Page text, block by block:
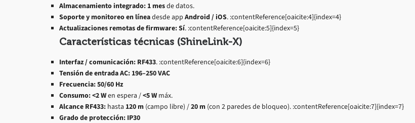
Almacenamiento integrado: 1 mesde datos.
Soporte y monitoreo en líneadesde app Android / iOS. :contentReference[oaicite:4]{index=4}
Actualizaciones remotas de firmware:Sí. :contentReference[oaicite:5]{index=5}
Características técnicas (ShineLink-X)
Interfaz / comunicación: RF433. :contentReference[oaicite:6]{index=6}
Tensión de entrada AC: 196–250 VAC
Frecuencia:50/60 Hz
Consumo:<2 Wen espera /<5 W máx.
Alcance RF433: hasta 120 m (campo libre) /20 m (con 2 paredes de bloqueo). :contentReference[oaicite:7]{index=7}
Grado de protección: IP30